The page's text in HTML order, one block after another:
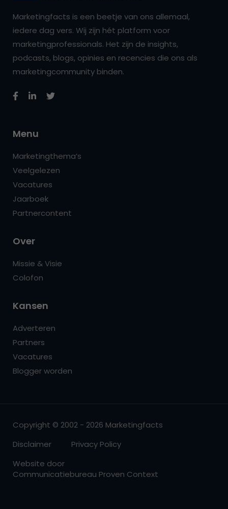
Marketingfacts is een beetje van ons allemaal,
iedere dag vers. Wij zijn hét platform voor
marketingprofessionals. Het zijn de insights,
podcasts, blogs, opinies en recencies die ons als
marketingcommunity binden.
Menu
Marketingthema’s
Veelgelezen
Vacatures
Jaarboek
Partnercontent
Over
Missie & Visie
Colofon
Kansen
Adverteren
Partners
Vacatures
Blogger worden
Copyright © 2002 - 2026 Marketingfacts
Disclaimer
Privacy Policy
Website door
Communicatiebureau Proven Context